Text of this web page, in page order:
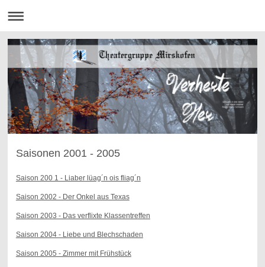
Saisonen 2001 - 2005
Saison 200 1 - Liaber lüag´n ois fliag´n
Saison 2002 - Der Onkel aus Texas
Saison 2003 - Das verflixte Klassentreffen
Saison 2004 - Liebe und Blechschaden
Saison 2005 - Zimmer mit Frühstück